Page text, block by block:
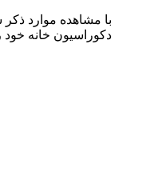
با مشاهده موارد
دکوراسیون خانه خود